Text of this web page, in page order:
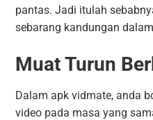
pantas. Jadi itulah
sebarang kandungan
Muat Turun
Dalam apk vidmate, anda
video pada masa yang